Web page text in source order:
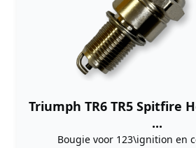
Triumph TR6 TR5 Spitfire
...
Bougie voor 123\ignition en